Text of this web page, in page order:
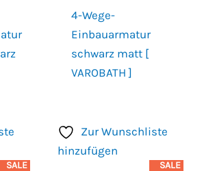
4-Wege-
Einbauarmatur
schwarz matt [
VAROBATH ]
SALE
Zur Wunschliste
hinzufügen
SALE